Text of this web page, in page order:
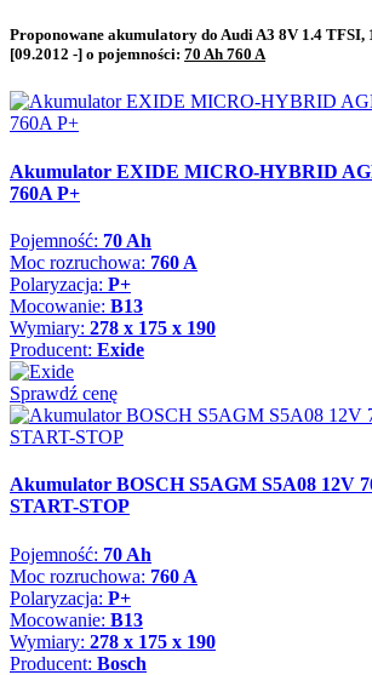
Proponowane akumulatory do Audi A3 8V 1.4 TFSI,
[09.2012 -] o pojemności: 70 Ah 760 A
Akumulator EXIDE MICRO-HYBRID
760A P+
Pojemność: 70 Ah
Moc rozruchowa: 760 A
Polaryzacja: P+
Mocowanie: B13
Wymiary: 278 x 175 x 190
Producent: Exide
Sprawdź cenę
Akumulator BOSCH S5AGM S5A08 12V
START-STOP
Pojemność: 70 Ah
Moc rozruchowa: 760 A
Polaryzacja: P+
Mocowanie: B13
Wymiary: 278 x 175 x 190
Producent: Bosch